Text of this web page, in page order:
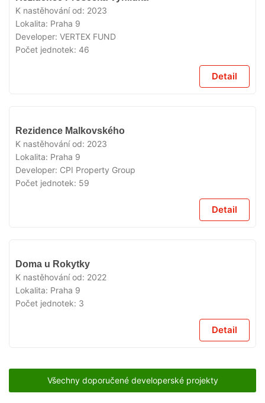
K nastěhování od: 2023
Lokalita: Praha 9
Developer: VERTEX FUND
Počet jednotek: 46
Detail
Rezidence Malkovského
K nastěhování od: 2023
Lokalita: Praha 9
Developer: CPI Property Group
Počet jednotek: 59
Detail
Doma u Rokytky
K nastěhování od: 2022
Lokalita: Praha 9
Počet jednotek: 3
Detail
Všechny doporučené developerské projekty